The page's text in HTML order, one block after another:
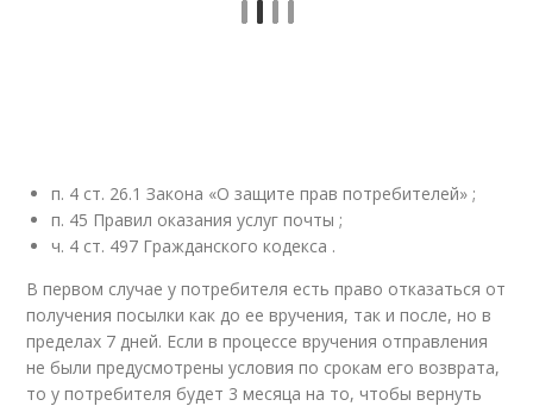
п. 4 ст. 26.1 Закона «О защите прав потребителей» ;
п. 45 Правил оказания услуг почты ;
ч. 4 ст. 497 Гражданского кодекса .
В первом случае у потребителя есть право отказаться от
получения посылки как до ее вручения, так и после, но в
пределах 7 дней. Если в процессе вручения отправления
не были предусмотрены условия по срокам его возврата,
то у потребителя будет 3 месяца на то, чтобы вернуть